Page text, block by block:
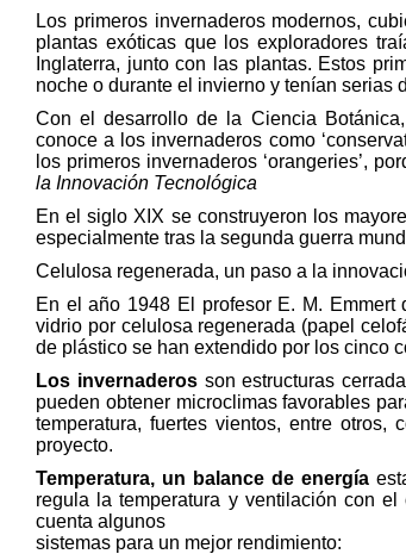
Los primeros invernaderos modernos,
plantas exóticas que los exploradores
Inglaterra, junto con las plantas. Estos
noche o durante el invierno y tenían serias
Con el desarrollo de la Ciencia
conoce a los invernaderos como
los primeros invernaderos ‘orangeries’,
la Innovación Tecnológica
En el siglo XIX se construyeron los
especialmente tras la segunda guerra
Celulosa regenerada, un paso a la
En el año 1948 El profesor E. M.
vidrio por celulosa regenerada (papel
de plástico se han extendido por los cinco
Los invernaderos son estructuras
pueden obtener microclimas favorables
temperatura, fuertes vientos, entre
proyecto.
Temperatura, un balance de energía
regula la temperatura y ventilación con
cuenta algunos
sistemas para un mejor rendimiento: